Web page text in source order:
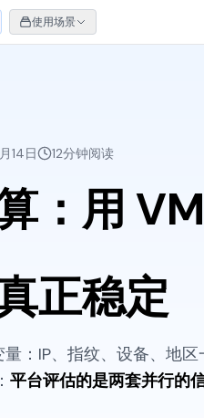
使用场景
14日 12分钟阅读
：用
正稳定
：IP、指纹、设备、地
平台评估的是两套并行的